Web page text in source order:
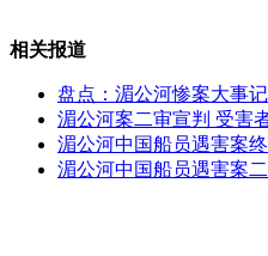
贫困老人卖鸡收假币被“
相关报道
盘点：湄公河惨案大事记
湄公河案二审宣判 受害
湄公河中国船员遇害案
湄公河中国船员遇害案